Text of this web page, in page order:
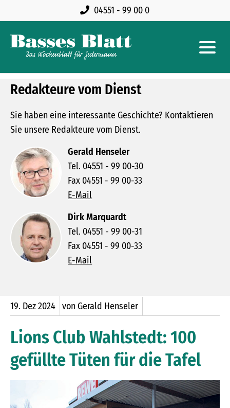
04551 - 99 00 0
Redakteure vom Dienst
Sie haben eine interessante Geschichte? Kontaktieren
Sie unsere Redakteure vom Dienst.
Gerald Henseler
Tel. 04551 - 99 00-30
Fax 04551 - 99 00-33
E-Mail
Dirk Marquardt
Tel. 04551 - 99 00-31
Fax 04551 - 99 00-33
E-Mail
19. Dez2024 von Gerald Henseler
Lions Club Wahlstedt: 100
gefüllte Tüten für die Tafel